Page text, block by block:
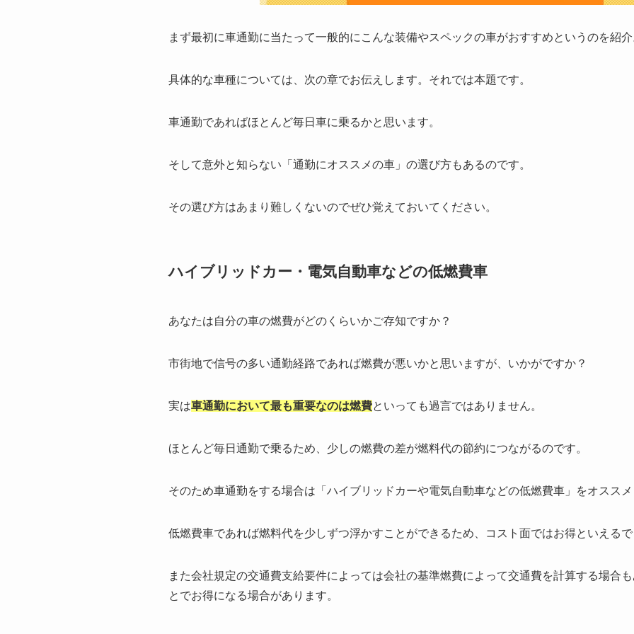
まず最初に車通勤に当たって一般的にこんな装備やスペックの車がおすすめというのを紹
具体的な車種については、次の章でお伝えします。それでは本題です。
車通勤であればほとんど毎日車に乗るかと思います。
そして意外と知らない「通勤にオススメの車」の選び方もあるのです。
その選び方はあまり難しくないのでぜひ覚えておいてください。
ハイブリッドカー・電気自動車などの低燃費車
あなたは自分の車の燃費がどのくらいかご存知ですか？
市街地で信号の多い通勤経路であれば燃費が悪いかと思いますが、いかがですか？
実は車通勤において最も重要なのは燃費といっても過言ではありません。
ほとんど毎日通勤で乗るため、少しの燃費の差が燃料代の節約につながるのです。
そのため車通勤をする場合は「ハイブリッドカーや電気自動車などの低燃費車」をオスス
低燃費車であれば燃料代を少しずつ浮かすことができるため、コスト面ではお得といえる
また会社規定の交通費支給要件によっては会社の基準燃費によって交通費を計算する場合
とでお得になる場合があります。